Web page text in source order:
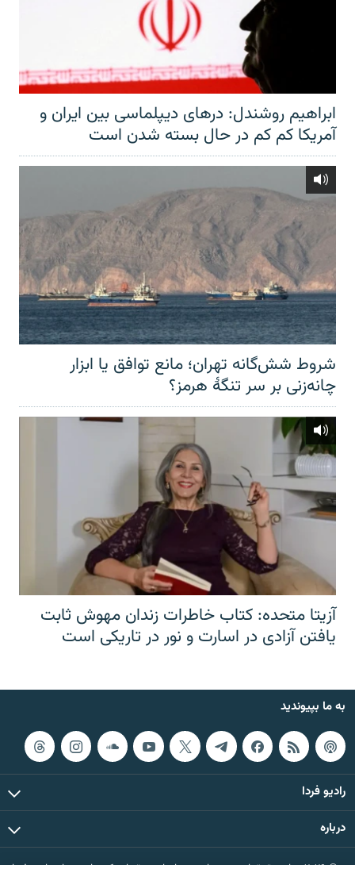
ابراهیم روشندل: درهای دیپلماسی بین ایران و
آمریکا کم کم در حال بسته شدن است
شروط شش‌گانه تهران؛ مانع توافق یا ابزار
چانه‌زنی بر سر تنگهٔ هرمز؟
آزیتا متحده: کتاب خاطرات زندان مهوش ثابت
یافتن آزادی در اسارت و نور در تاریکی است
به ما بپیوندید
رادیو فردا
درباره
© ۲۰۲۶ تمام حقوق این وب‌سایت، بر اساس مقررات کپی‌رایت، برای رادیو فردا